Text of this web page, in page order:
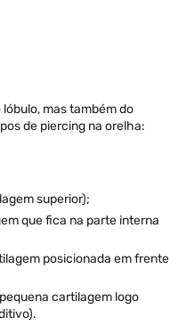
mas também do
de piercing na orelha:
superior);
que fica na parte interna
posicionada em frente
cartilagem logo